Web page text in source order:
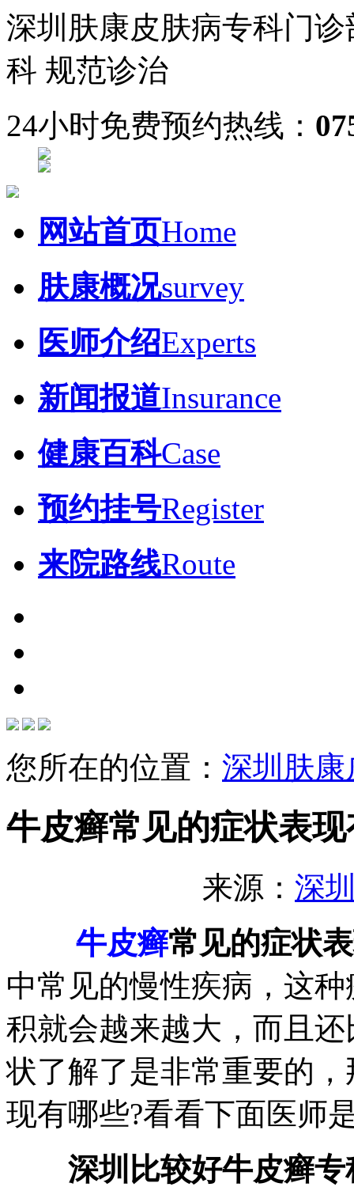
深圳肤康皮肤病专科门诊
科 规范诊治
24小时免费预约热线：
网站首页Home
肤康概况survey
医师介绍Experts
新闻报道Insurance
健康百科Case
预约挂号Register
来院路线Route
您所在的位置： 深圳肤
牛皮癣常见的症状表
来源： 深
牛皮癣常见的症状
中常见的慢性疾病，这
积就会越来越大，而且
状了解了是非常重要的
现有哪些?看看下面医师
深圳比较好牛皮癣专